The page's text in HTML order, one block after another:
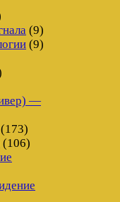
(9)
(9)
—
(173)
(106)